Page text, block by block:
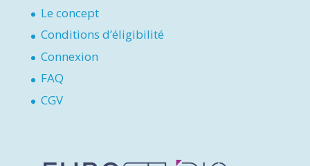
Le concept
Conditions d’éligibilité
Connexion
FAQ
CGV